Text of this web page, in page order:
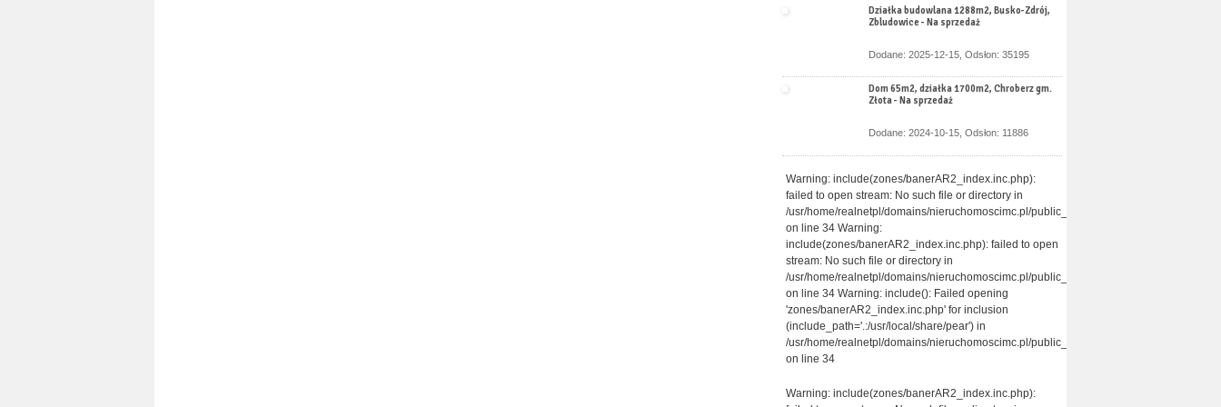
Działka budowlana 1288m2, Busko-Zdrój,
Zbludowice - Na sprzedaż
Dodane: 2025-12-15, Odsłon: 35195
Dom 65m2, działka 1700m2, Chroberz gm.
Złota - Na sprzedaż
Dodane: 2024-10-15, Odsłon: 11886
Warning: include(zones/banerAR2_index.inc.php):
failed to open stream: No such file or directory in
/usr/home/realnetpl/domains/nieruchomoscimc.pl/public_html/themes/nieruchomosci/
on line 34 Warning:
include(zones/banerAR2_index.inc.php): failed to open
stream: No such file or directory in
/usr/home/realnetpl/domains/nieruchomoscimc.pl/public_html/themes/nieruchomosci/
on line 34 Warning: include(): Failed opening
'zones/banerAR2_index.inc.php' for inclusion
(include_path='.:/usr/local/share/pear') in
/usr/home/realnetpl/domains/nieruchomoscimc.pl/public_html/themes/nieruchomosci/
on line 34
Warning: include(zones/banerAR2_index.inc.php):